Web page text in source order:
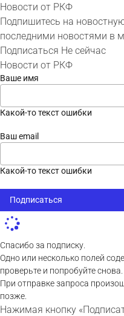
Новости от РКФ
Подпишитесь на
последними новостями в
Подписаться Не сейчас
Новости от РКФ
Ваше имя
Какой-то текст ошибки
Ваш email
Какой-то текст ошибки
Подписаться
Спасибо за подписку.
Одно или несколько полей
проверьте и попробуйте снова.
При отправке запроса
позже.
Нажимая кнопку